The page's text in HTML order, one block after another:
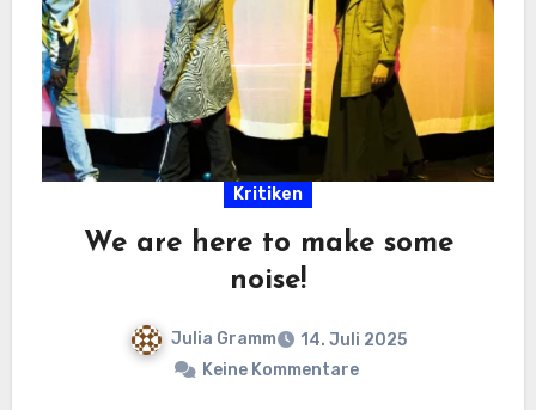
Kritiken
We are here to make some
noise!
Julia Gramm
14. Juli 2025
Keine Kommentare